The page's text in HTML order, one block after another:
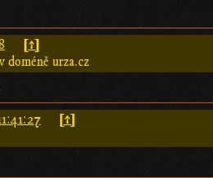
[↑]
doméně urza.cz
[↑]